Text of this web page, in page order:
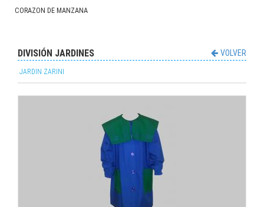
CORAZON DE MANZANA
VOLVER
DIVISIÓN JARDINES
JARDIN ZARINI